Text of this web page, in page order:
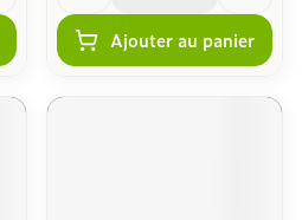
Ajouter au panier